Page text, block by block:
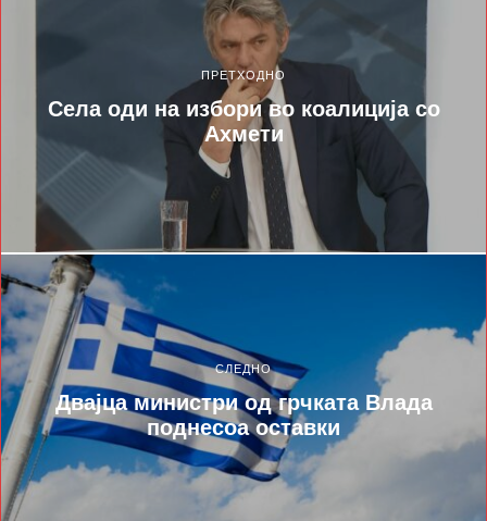
ПРЕТХОДНО
Села оди на избори во коалиција со
Ахмети
СЛЕДНО
Двајца министри од грчката Влада
поднесоа оставки